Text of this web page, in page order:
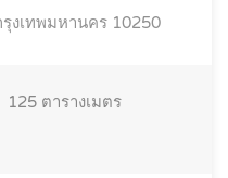
รุงเทพมหานคร 10250
125 ตารางเมตร